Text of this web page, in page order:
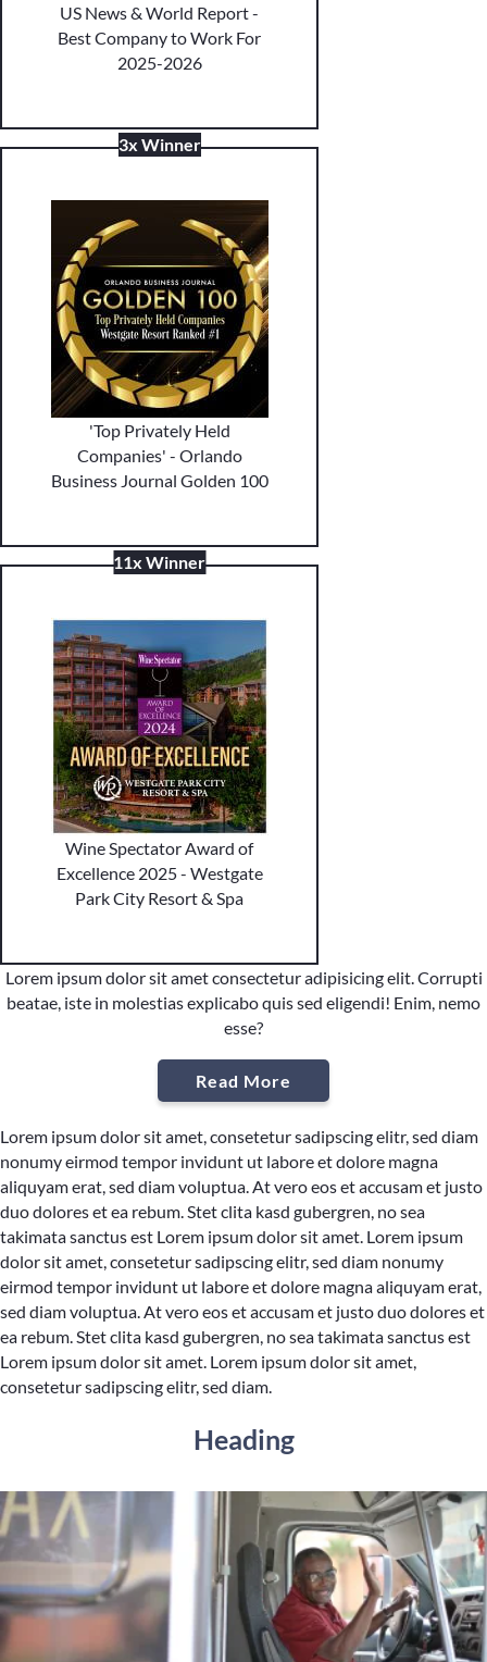
US News & World Report -
Best Company to Work For
2025-2026
3x Winner
'Top Privately Held
Companies' - Orlando
Business Journal Golden 100
11x Winner
Wine Spectator Award of
Excellence 2025 - Westgate
Park City Resort & Spa
Lorem ipsum dolor sit amet consectetur adipisicing elit. Corrupti
beatae, iste in molestias explicabo quis sed eligendi! Enim, nemo
esse?
Read More
Lorem ipsum dolor sit amet, consetetur sadipscing elitr, sed diam
nonumy eirmod tempor invidunt ut labore et dolore magna
aliquyam erat, sed diam voluptua. At vero eos et accusam et justo
duo dolores et ea rebum. Stet clita kasd gubergren, no sea
takimata sanctus est Lorem ipsum dolor sit amet. Lorem ipsum
dolor sit amet, consetetur sadipscing elitr, sed diam nonumy
eirmod tempor invidunt ut labore et dolore magna aliquyam erat,
sed diam voluptua. At vero eos et accusam et justo duo dolores et
ea rebum. Stet clita kasd gubergren, no sea takimata sanctus est
Lorem ipsum dolor sit amet. Lorem ipsum dolor sit amet,
consetetur sadipscing elitr, sed diam.
Heading